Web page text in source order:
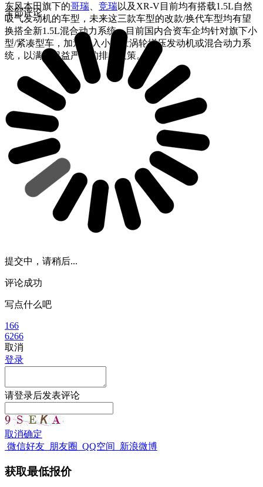
东风本田旗下的哥瑞 竞瑞以及XR-V目前均有搭载1.5L自然
吸气发动机的车型，未来这三款车型的改款/换代车型均有望
换搭全新1.5L混合动力系统。目前国内合资车企均针对旗下小
型/紧凑型车，加速导入小排量涡轮增压发动机或混合动力系
统，以满足日益严苛的排放政策。
全部评论
提交中，请稍后...
评论成功
写点什么吧
166
6266
取消
登录
请登录后发表评论
取消确定
微信好友 朋友圈 QQ空间 新浪微博
获取最低报价